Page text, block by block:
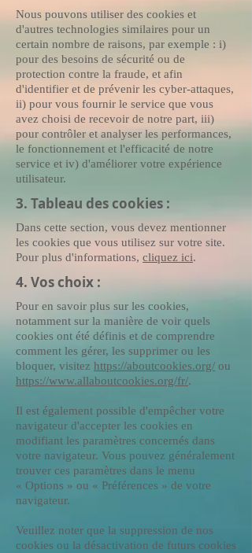
Nous pouvons utiliser des cookies et
d'autres technologies similaires pour un
certain nombre de raisons, par exemple : i)
pour des besoins de sécurité ou de
protection contre la fraude, et afin
d'identifier et de prévenir les cyber-attaques,
ii) pour vous fournir le service que vous
avez choisi de recevoir de notre part, iii)
pour contrôler et analyser les performances,
le fonctionnement et l'efficacité de notre
service et iv) d'améliorer votre expérience
utilisateur.
3. Tableau des cookies :
Dans cette section, vous devez mentionner
les cookies que vous utilisez sur votre site.
Pour plus d'informations, cliquez ici.
4. Vos choix :
Pour en savoir plus sur les cookies,
notamment sur la manière de voir quels
cookies ont été définis et de comprendre
comment les gérer, les supprimer ou les
bloquer, visitez https://aboutcookies.org/ ou
https://www.allaboutcookies.org/fr/.
Il est également possible d'empêcher votre
navigateur d'accepter les cookies en
modifiant les paramètres concernés dans
votre navigateur. Vous pouvez généralement
trouver ces paramètres dans le menu
« Options » ou « Préférences » de votre
navigateur.
Veuillez noter que la suppression de nos
cookies ou la désactivation de futurs cookies